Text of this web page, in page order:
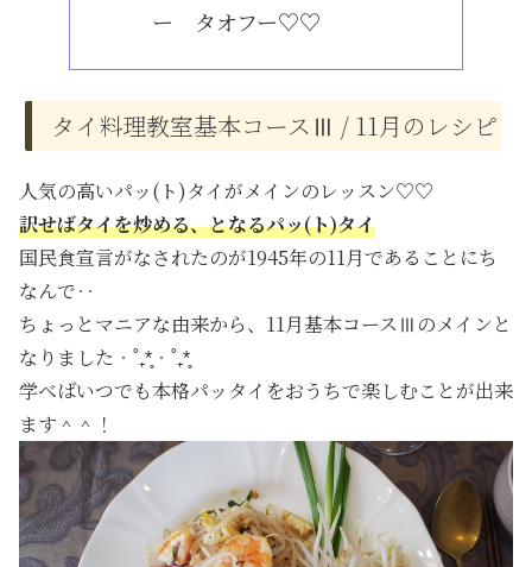
ー タオフー♡♡
タイ料理教室基本コースⅢ / 11月のレシピ
人気の高いパッ(ト)タイがメインのレッスン♡♡
訳せばタイを炒める、となるパッ(ト)タイ
国民食宣言がなされたのが1945年の11月であることにち
なんで‥
ちょっとマニアな由来から、11月基本コースⅢのメインと
なりました‧˚₊*̥‧˚₊*̥
学べばいつでも本格パッタイをおうちで楽しむことが出来
ます＾＾！